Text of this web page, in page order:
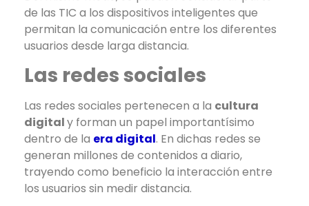
de las TIC a los dispositivos inteligentes que
permitan la comunicación entre los diferentes
usuarios desde larga distancia.
Las redes sociales
Las redes sociales pertenecen a la cultura
digitaly forman un papel importantísimo
dentro de la era digital. En dichas redes se
generan millones de contenidos a diario,
trayendo como beneficio la interacción entre
los usuarios sin medir distancia.